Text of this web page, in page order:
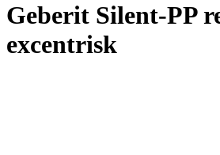
Geberit Silent-PP
excentrisk